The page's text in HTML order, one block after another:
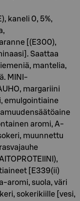
kaneli 0, 5%,
[(E300),
Saattaa
mantelia,
MINI-
margariini
emulgointiaine
aromi, A-
muunnettu
[E339(ii)
aromi, suola, väri
sokerikiille [vesi,